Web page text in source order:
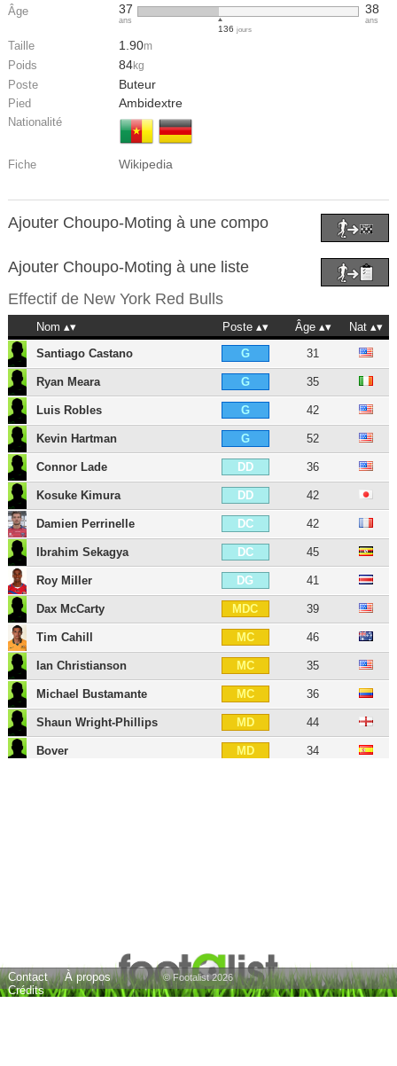
Âge 37
ans
136jours
38
ans
Taille 1.90m
Poids 84kg
Poste Buteur
Pied Ambidextre
Nationalité
Fiche Wikipedia
Ajouter Choupo-Moting à une compo
Ajouter Choupo-Moting à une liste
Effectif de New York Red Bulls
Nom Poste Âge
Nat
Santiago Castano
G 31
Ryan Meara G 35
Luis Robles G 42
Kevin Hartman G 52
Connor Lade DD 36
Kosuke Kimura DD 42
Damien Perrinelle DC 42
Ibrahim Sekagya DC 45
Roy Miller DG 41
Dax McCarty MDC 39
Tim Cahill MC 46
Ian Christianson MC 35
Michael Bustamante MC 36
Shaun Wright-Phillips MD 44
Bover MD 34
Saër Sène BU 39
Contact
À propos
Crédits
© Footalist 2026